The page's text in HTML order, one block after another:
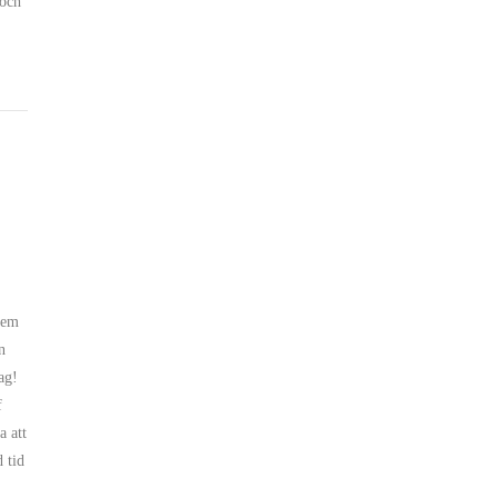
att
tid